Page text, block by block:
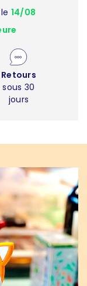
14/08
Retours
sous 30
jours